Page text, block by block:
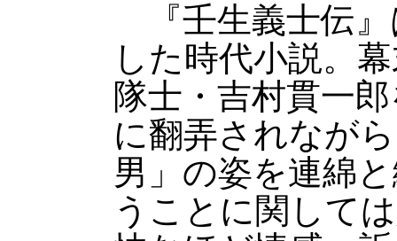
『壬生義士伝』
した時代小説。
隊士・吉村貫一
に翻弄されなが
男」の姿を連綿
うことに関して